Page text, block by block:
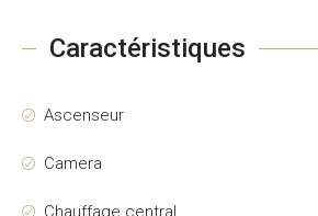
Caractéristiques
Ascenseur
Camera
Chauffage central